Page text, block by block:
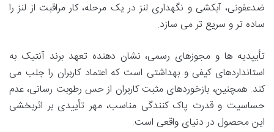
ضدعفونی، آبکشی و نگهداری لنز در یک مرحله، کار مراقبت از لنز را
ساده تر و سریع تر می سازد.
تأییدیه ها و مجوزهای رسمی، نشان دهنده تعهد برند آنتیک به
استانداردهای کیفی و بهداشتی است که اعتماد کاربران را جلب می
کند. همچنین، بازخوردهای مثبت کاربران از حس رطوبت رسانی، عدم
حساسیت و قدرت پاک کنندگی مناسب، مهر تأییدی بر اثربخشی
این محصول در دنیای واقعی است.